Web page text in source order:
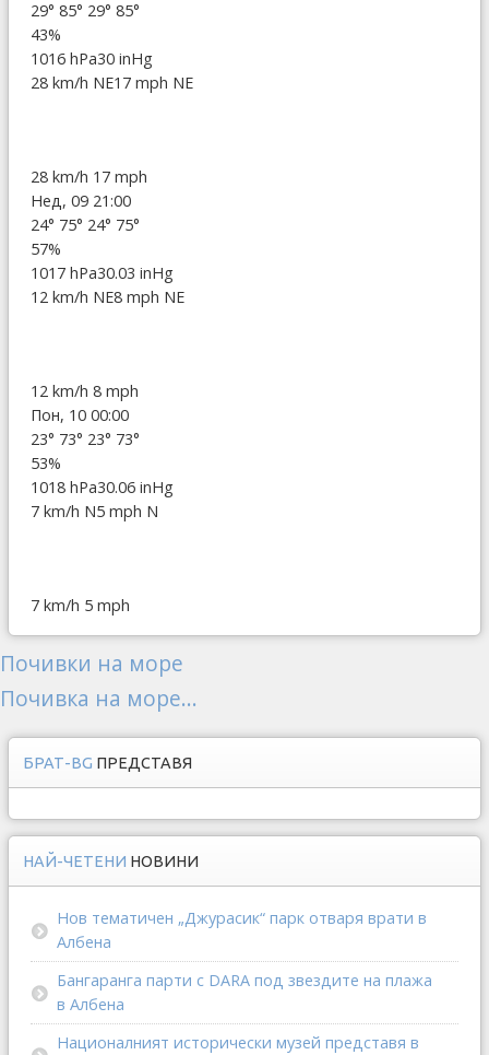
29° 85° 29° 85°
43%
1016 hPa30 inHg
28 km/h NE17 mph NE
28 km/h 17 mph
Нед, 09 21:00
24° 75° 24° 75°
57%
1017 hPa30.03 inHg
12 km/h NE8 mph NE
12 km/h 8 mph
Пон, 10 00:00
23° 73° 23° 73°
53%
1018 hPa30.06 inHg
7 km/h N5 mph N
7 km/h 5 mph
Почивки на море
Почивка на море...
БРАТ-BG ПРЕДСТАВЯ
НАЙ-ЧЕТЕНИ НОВИНИ
Нов тематичен „Джурасик“ парк отваря врати в
Албена
Бангаранга парти с DARA под звездите на плажа
в Албена
Националният исторически музей представя в